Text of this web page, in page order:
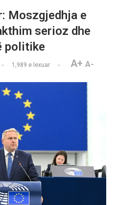
Moszgjedhja e
serioz dhe
politike
1,989 e lexuar A+ A-